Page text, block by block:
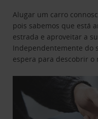
Alugar um carro
pois sabemos que está
estrada e aproveitar a
Independentemente do
espera para descobrir o